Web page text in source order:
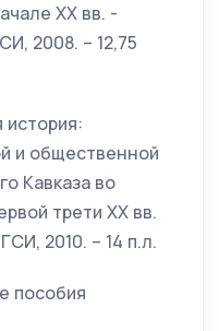
XX вв. -
2008. – 12,75
история:
и общественной
Кавказа во
трети XX вв.
2010. – 14 п.л.
пособия